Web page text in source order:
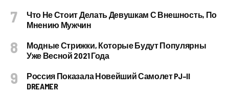
Что Не Стоит Делать Девушкам С Внешность, По
Мнению Мужчин
Модные Стрижки, Которые Будут Популярны
Уже Весной 2021 Года
Россия Показала Новейший Самолет PJ–II
DREAMER